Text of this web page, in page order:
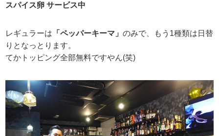
スパイス卵 サービス中
レギュラーは 「ペッパーキーマ」のみで、もう1種類は日替
りとなっとります。
てかトッピング全部無料ですやん(笑)